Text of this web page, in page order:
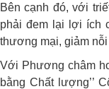
Bên cạnh đó, với
phải đem lại lợi ích
thương mại, giảm
Với Phương châm
bằng Chất lượng’’